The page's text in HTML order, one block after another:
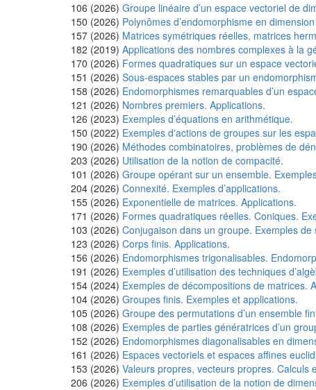
106 (2026) Groupe linéaire d’un espace vectoriel de
150 (2026) Polynômes d’endomorphisme en
157 (2026) Matrices symétriques réelles, matrices
182 (2019) Applications des nombres complexes à la
170 (2026) Formes quadratiques sur un espace
151 (2026) Sous-espaces stables par un
158 (2026) Endomorphismes remarquables d’un
121 (2026) Nombres premiers. Applications.
126 (2023) Exemples d’équations en arithmétique.
150 (2022) Exemples d'actions de groupes sur les
190 (2026) Méthodes combinatoires, problèmes de
203 (2026) Utilisation de la notion de compacité.
101 (2026) Groupe opérant sur un ensemble.
204 (2026) Connexité. Exemples d’applications.
155 (2026) Exponentielle de matrices. Applications.
171 (2026) Formes quadratiques réelles. Coniques.
103 (2026) Conjugaison dans un groupe. Exemples
123 (2026) Corps finis. Applications.
156 (2026) Endomorphismes trigonalisables.
191 (2026) Exemples d’utilisation des techniques
154 (2024) Exemples de décompositions de matrices.
104 (2026) Groupes finis. Exemples et applications.
105 (2026) Groupe des permutations d’un ensemble
108 (2026) Exemples de parties génératrices d’un
152 (2026) Endomorphismes diagonalisables en
161 (2026) Espaces vectoriels et espaces affines
153 (2026) Valeurs propres, vecteurs propres. Calculs
206 (2026) Exemples d’utilisation de la notion de